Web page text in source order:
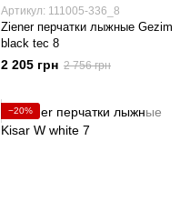
Артикул: 111005-336_8
Ziener перчатки лыжные Gezim
black tec 8
2 205 грн 2 756 грн
−20%